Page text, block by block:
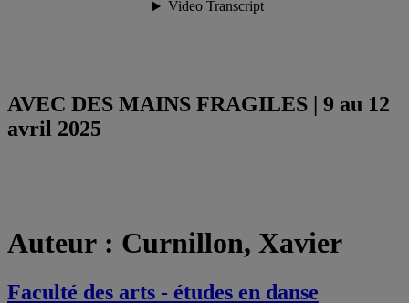
AVEC DES MAINS FRAGILES | 9 au 12
avril 2025
Auteur : Curnillon, Xavier
Faculté des arts - études en danse